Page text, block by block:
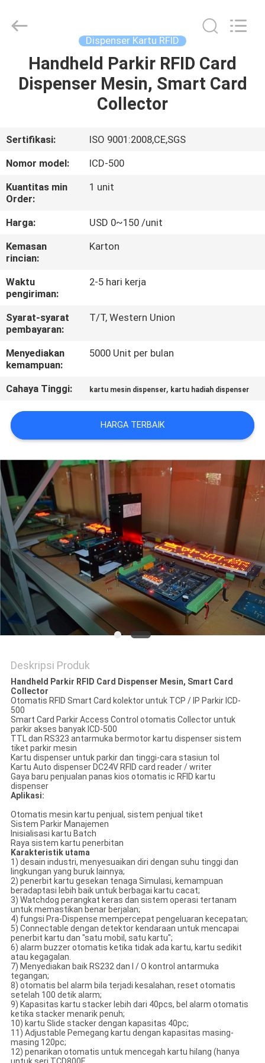
RUMAH
TENTANG
KAMI
TUR
PABRIK
KONTROL
KUALITAS
HUBUNGI
KAMI
PERMINTAAN
PENAWARAN
SITEMAP
PRIVACY
POLICY
Online
Market.
Dispenser Kartu RFID
Handheld Parkir RFID Card
Dispenser Mesin, Smart Card
Collector
Sertifikasi:
ISO 9001:2008,CE,SGS
Nomor model:
ICD-500
Kuantitas min
Order:
1 unit
Harga:
USD 0~150 /unit
Kemasan
rincian:
Karton
Waktu
pengiriman:
2-5 hari kerja
Syarat-syarat
pembayaran:
T/T, Western Union
Menyediakan
kemampuan:
5000 Unit per bulan
Cahaya Tinggi: kartu mesin dispenser, kartu hadiah dispenser
HARGA TERBAIK
Deskripsi Produk
Handheld Parkir RFID Card Dispenser Mesin, Smart Card
Collector
Otomatis RFID Smart Card kolektor untuk TCP / IP Parkir ICD-
500
Smart Card Parkir Access Control otomatis Collector untuk
parkir akses banyak ICD-500
TTL dan RS323 antarmuka bermotor kartu dispenser sistem
tiket parkir mesin
Kartu dispenser untuk parkir dan tinggi-cara stasiun tol
Kartu Auto dispenser DC24V RFID card reader / writer
Gaya baru penjualan panas kios otomatis ic RFID kartu
dispenser
Aplikasi:
Otomatis mesin kartu penjual, sistem penjual tiket
Sistem Parkir Manajemen
Inisialisasi kartu Batch
Raya sistem kartu penerbitan
Karakteristik utama
1) desain industri, menyesuaikan diri dengan suhu tinggi dan
lingkungan yang buruk lainnya;
2) penerbit kartu gesekan tenaga Simulasi, kemampuan
beradaptasi lebih baik untuk berbagai kartu cacat;
3) Watchdog perangkat keras dan sistem operasi tertanam
untuk memastikan benar berjalan;
4) fungsi Pra-Dispense mempercepat pengeluaran kecepatan;
5) Connectable dengan detektor kendaraan untuk mencapai
penerbit kartu dan "satu mobil, satu kartu";
6) alarm buzzer otomatis ketika tidak ada kartu, kartu sedikit
atau kegagalan.
7) Menyediakan baik RS232 dan I / O kontrol antarmuka
tegangan;
8) otomatis bel alarm bila terjadi kesalahan, reset otomatis
setelah 100 detik alarm;
9) Kapasitas kartu stacker lebih dari 40pcs, bel alarm otomatis
ketika stacker menarik penuh;
10) kartu Slide stacker dengan kapasitas 40pc;
11) Adjustable Pemegang kartu dengan kapasitas masing-
masing 120pc;
12) penarikan otomatis untuk mencegah kartu hilang (hanya